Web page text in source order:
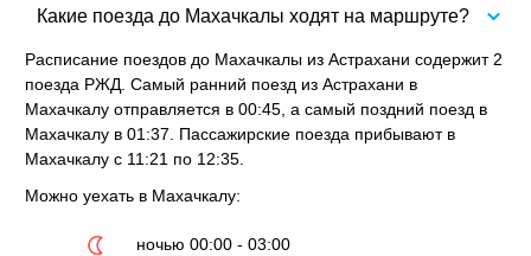
Какие поезда до Махачкалы ходят на маршруте?
Расписание поездов до Махачкалы из Астрахани содержит 2
поезда РЖД. Самый ранний поезд из Астрахани в
Махачкалу отправляется в 00:45, а самый поздний поезд в
Махачкалу в 01:37. Пассажирские поезда прибывают в
Махачкалу с 11:21 по 12:35.
Можно уехать в Махачкалу:
ночью 00:00 - 03:00